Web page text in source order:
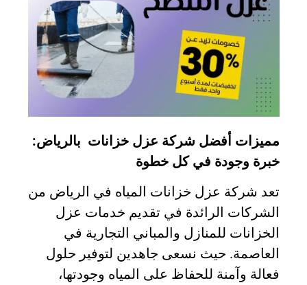
مميزات أفضل شركة عزل خزانات بالرياض:
خبرة وجودة في كل خطوة
تعد شركة عزل خزانات المياه في الرياض من
الشركات الرائدة في تقديم خدمات عزل
الخزانات للمنازل والمباني التجارية في
العاصمة. حيث نسعى جاهدين لتوفير حلول
فعالة وآمنة للحفاظ على المياه وجودتها،